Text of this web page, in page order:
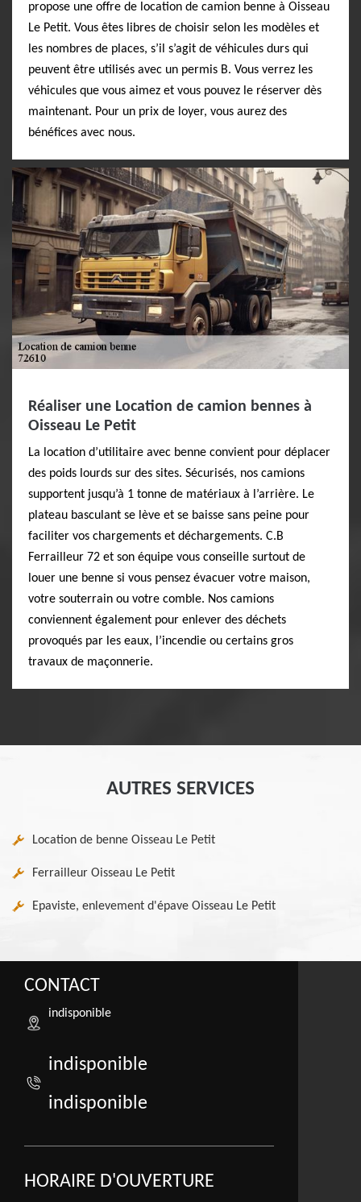
propose une offre de location de camion benne à Oisseau
Le Petit. Vous êtes libres de choisir selon les modèles et
les nombres de places, s’il s’agit de véhicules durs qui
peuvent être utilisés avec un permis B. Vous verrez les
véhicules que vous aimez et vous pouvez le réserver dès
maintenant. Pour un prix de loyer, vous aurez des
bénéfices avec nous.
Réaliser une Location de camion bennes à
Oisseau Le Petit
La location d’utilitaire avec benne convient pour déplacer
des poids lourds sur des sites. Sécurisés, nos camions
supportent jusqu’à 1 tonne de matériaux à l’arrière. Le
plateau basculant se lève et se baisse sans peine pour
faciliter vos chargements et déchargements. C.B
Ferrailleur 72 et son équipe vous conseille surtout de
louer une benne si vous pensez évacuer votre maison,
votre souterrain ou votre comble. Nos camions
conviennent également pour enlever des déchets
provoqués par les eaux, l’incendie ou certains gros
travaux de maçonnerie.
AUTRES SERVICES
Location de benne Oisseau Le Petit
Ferrailleur Oisseau Le Petit
Epaviste, enlevement d'épave Oisseau Le Petit
CONTACT
indisponible
indisponible
indisponible
HORAIRE D'OUVERTURE